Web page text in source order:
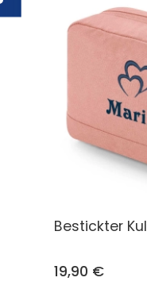
Bestickter
19,90 €